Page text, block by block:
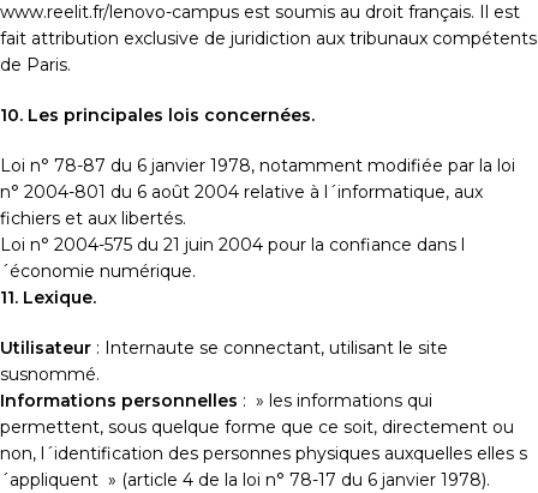
www.reelit.fr/lenovo-campus est soumis au droit français. Il est
fait attribution exclusive de juridiction aux tribunaux compétents
de Paris.
10. Les principales lois concernées.
Loi n° 78-87 du 6 janvier 1978, notamment modifiée par la loi
n° 2004-801 du 6 août 2004 relative à l´informatique, aux
fichiers et aux libertés.
Loi n° 2004-575 du 21 juin 2004 pour la confiance dans l
´économie numérique.
11. Lexique.
Utilisateur : Internaute se connectant, utilisant le site
susnommé.
Informations personnelles : » les informations qui
permettent, sous quelque forme que ce soit, directement ou
non, l´identification des personnes physiques auxquelles elles s
´appliquent » (article 4 de la loi n° 78-17 du 6 janvier 1978).